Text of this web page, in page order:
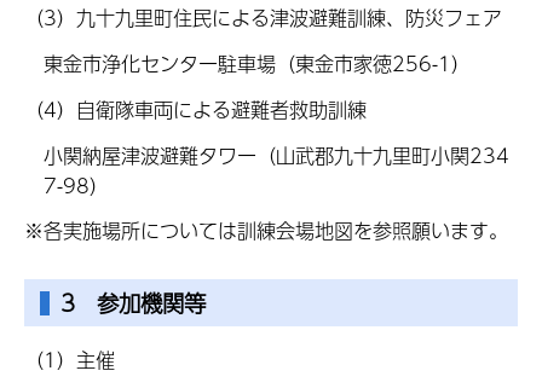
（3）九十九里町住民による津波避難訓練、防災フェア
東金市浄化センター駐車場（東金市家徳256-1）
（4）自衛隊車両による避難者救助訓練
小関納屋津波避難タワー（山武郡九十九里町小関234
7-98）
※各実施場所については訓練会場地図を参照願います。
3 参加機関等
（1）主催